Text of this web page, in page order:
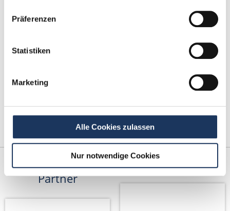
Präferenzen
Statistiken
Marketing
Alle Cookies zulassen
Nur notwendige Cookies
bewerbung@dzas.de
Kooperations-
Partner
Netzwerk-Partner